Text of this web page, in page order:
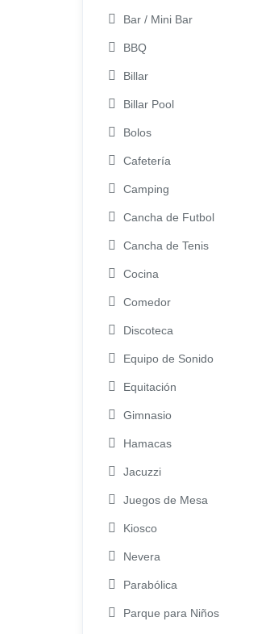
Bar / Mini Bar
BBQ
Billar
Billar Pool
Bolos
Cafetería
Camping
Cancha de Futbol
Cancha de Tenis
Cocina
Comedor
Discoteca
Equipo de Sonido
Equitación
Gimnasio
Hamacas
Jacuzzi
Juegos de Mesa
Kiosco
Nevera
Parabólica
Parque para Niños